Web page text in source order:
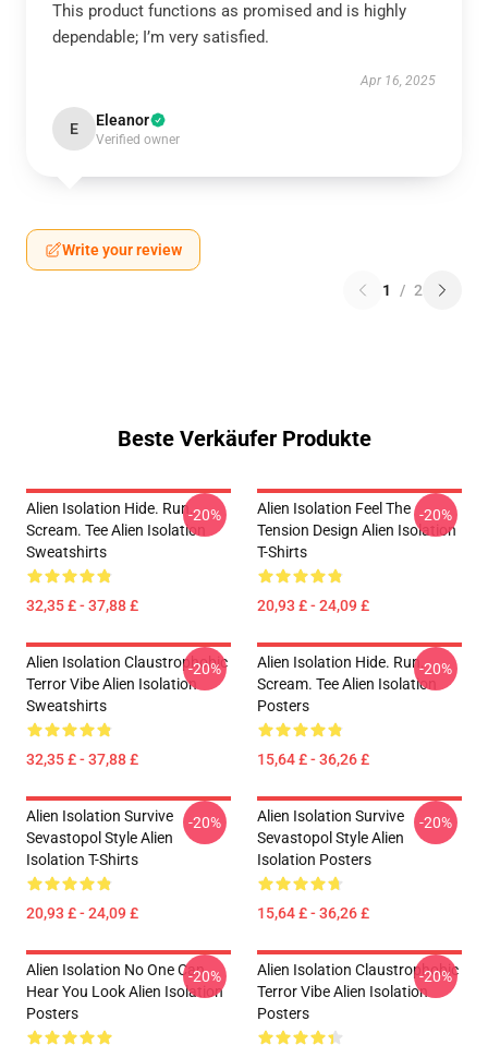
This product functions as promised and is highly
dependable; I’m very satisfied.
Apr 16, 2025
E Eleanor
Verified owner
Write your review
1 / 2
Beste Verkäufer Produkte
Alien Isolation Hide. Run.
Scream. Tee Alien Isolation
Sweatshirts
32,35 £ - 37,88 £
-20%
Alien Isolation Feel The
Tension Design Alien Isolation
T-Shirts
20,93 £ - 24,09 £
-20%
Alien Isolation Claustrophobic
Terror Vibe Alien Isolation
Sweatshirts
32,35 £ - 37,88 £
-20%
Alien Isolation Hide. Run.
Scream. Tee Alien Isolation
Posters
15,64 £ - 36,26 £
-20%
Alien Isolation Survive
Sevastopol Style Alien
Isolation T-Shirts
20,93 £ - 24,09 £
-20%
Alien Isolation Survive
Sevastopol Style Alien
Isolation Posters
15,64 £ - 36,26 £
-20%
Alien Isolation No One Can
Hear You Look Alien Isolation
Posters
-20%
Alien Isolation Claustrophobic
Terror Vibe Alien Isolation
Posters
-20%